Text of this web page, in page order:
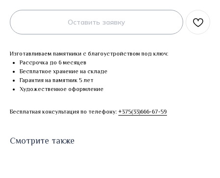
Оставить заявку
Изготавливаем памятники с благоустройством под ключ:
Рассрочка до 6 месяцев
Бесплатное хранение на складе
Гарантия на памятник 5 лет
Художественное оформление
Бесплатная консультация по телефону: +375(33)666-67-59
Смотрите также